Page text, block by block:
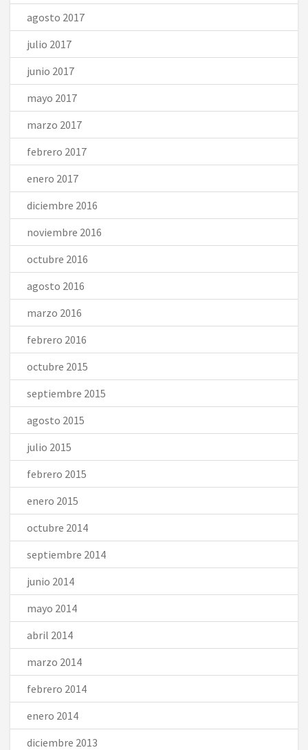
agosto 2017
julio 2017
junio 2017
mayo 2017
marzo 2017
febrero 2017
enero 2017
diciembre 2016
noviembre 2016
octubre 2016
agosto 2016
marzo 2016
febrero 2016
octubre 2015
septiembre 2015
agosto 2015
julio 2015
febrero 2015
enero 2015
octubre 2014
septiembre 2014
junio 2014
mayo 2014
abril 2014
marzo 2014
febrero 2014
enero 2014
diciembre 2013